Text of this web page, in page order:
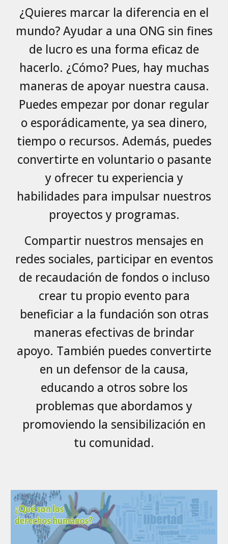
¿Quieres marcar la diferencia en el
mundo? Ayudar a una ONG sin fines
de lucro es una forma eficaz de
hacerlo. ¿Cómo? Pues, hay muchas
maneras de apoyar nuestra causa.
Puedes empezar por donar regular
o esporádicamente, ya sea dinero,
tiempo o recursos. Además, puedes
convertirte en voluntario o pasante
y ofrecer tu experiencia y
habilidades para impulsar nuestros
proyectos y programas.
Compartir nuestros mensajes en
redes sociales, participar en eventos
de recaudación de fondos o incluso
crear tu propio evento para
beneficiar a la fundación son otras
maneras efectivas de brindar
apoyo. También puedes convertirte
en un defensor de la causa,
educando a otros sobre los
problemas que abordamos y
promoviendo la sensibilización en
tu comunidad.